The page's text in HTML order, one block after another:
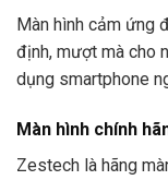
Màn hình cảm ứng
định, mượt mà cho
dụng smartphone
Màn hình chính
Zestech là hãng